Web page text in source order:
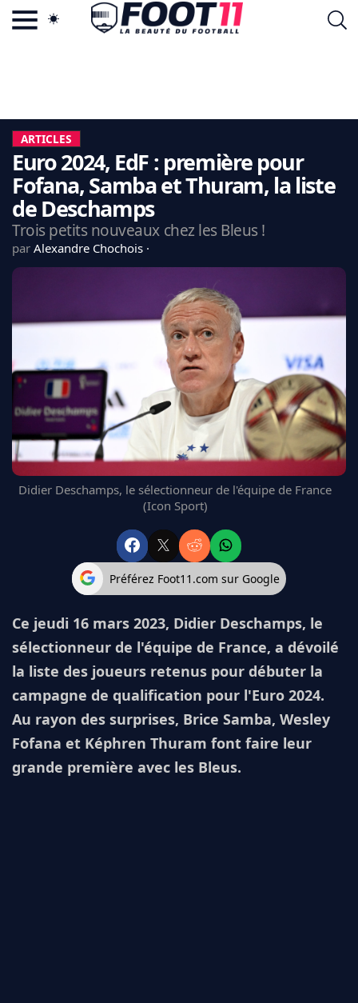
LA CHARTE
VIE PRIVÉE
CGU
CONTACTEZ-NOUS
PSG
REAL MADRID
FC BARCELONE
MANCHESTER UNITED
CHELSEA
ARSENAL
BAYERN
ARTICLES
Euro 2024, EdF : première pour
Fofana, Samba et Thuram, la liste
de Deschamps
Trois petits nouveaux chez les Bleus !
par Alexandre Chochois
Didier Deschamps, le sélectionneur de l'équipe de France
(Icon Sport)
Préférez Foot11.com sur Google
Ce jeudi 16 mars 2023, Didier Deschamps, le
sélectionneur de l'équipe de France, a dévoilé
la liste des joueurs retenus pour débuter la
campagne de qualification pour l'Euro 2024.
Au rayon des surprises, Brice Samba, Wesley
Fofana et Képhren Thuram font faire leur
grande première avec les Bleus.